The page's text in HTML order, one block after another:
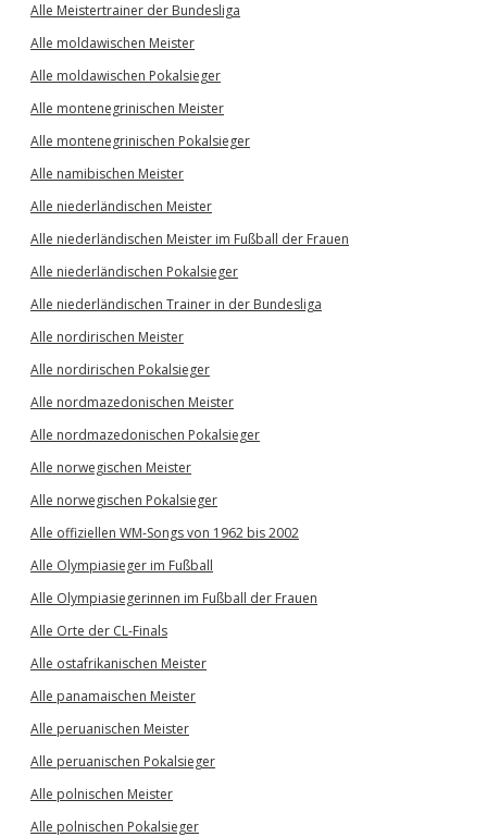
Alle Meistertrainer der Bundesliga
Alle moldawischen Meister
Alle moldawischen Pokalsieger
Alle montenegrinischen Meister
Alle montenegrinischen Pokalsieger
Alle namibischen Meister
Alle niederländischen Meister
Alle niederländischen Meister im Fußball der Frauen
Alle niederländischen Pokalsieger
Alle niederländischen Trainer in der Bundesliga
Alle nordirischen Meister
Alle nordirischen Pokalsieger
Alle nordmazedonischen Meister
Alle nordmazedonischen Pokalsieger
Alle norwegischen Meister
Alle norwegischen Pokalsieger
Alle offiziellen WM-Songs von 1962 bis 2002
Alle Olympiasieger im Fußball
Alle Olympiasiegerinnen im Fußball der Frauen
Alle Orte der CL-Finals
Alle ostafrikanischen Meister
Alle panamaischen Meister
Alle peruanischen Meister
Alle peruanischen Pokalsieger
Alle polnischen Meister
Alle polnischen Pokalsieger